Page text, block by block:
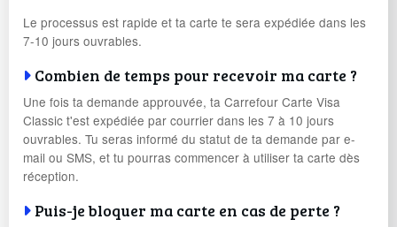
Le processus est rapide et ta carte te sera expédiée dans les
7-10 jours ouvrables.
Combien de temps pour recevoir ma carte ?
Une fois ta demande approuvée, ta Carrefour Carte Visa
Classic t'est expédiée par courrier dans les 7 à 10 jours
ouvrables. Tu seras informé du statut de ta demande par e-
mail ou SMS, et tu pourras commencer à utiliser ta carte dès
réception.
Puis-je bloquer ma carte en cas de perte ?